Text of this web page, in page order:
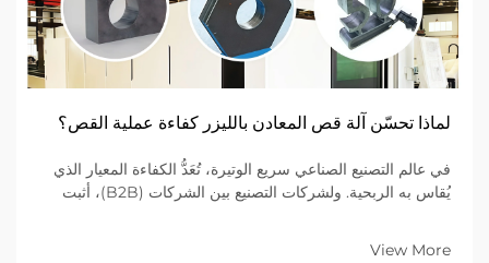
لماذا تحسّن آلة قص المعادن بالليزر كفاءة عملية القص؟
في عالم التصنيع الصناعي سريع الوتيرة، تُعَدُّ الكفاءة المعيار الذي
يُقاس به الربحية. ولشركات التصنيع بين الشركات (B2B)، أثبت
View More